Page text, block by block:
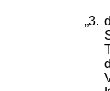
„3.